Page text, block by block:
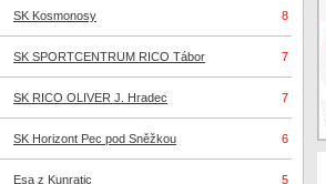
SK Kosmonosy 8
SK SPORTCENTRUM RICO Tábor 7
SK RICO OLIVER J. Hradec 7
SK Horizont Pec pod Sněžkou 6
Esa z Kunratic 5